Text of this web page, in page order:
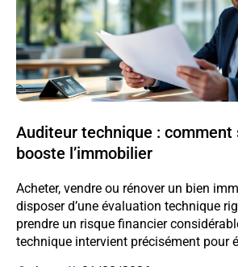
Auditeur technique : comment
booste l’immobilier
Acheter, vendre ou rénover un bien
disposer d’une évaluation technique
prendre un risque financier
technique intervient précisément pour